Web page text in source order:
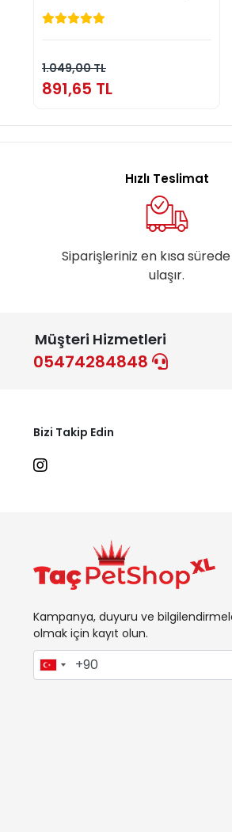
1.049,00 TL
891,65 TL
Sepete Ekle
Hızlı Teslimat
Siparişleriniz en kısa
ulaşır.
Müşteri Hizmetleri
05474284848
Bizi Takip Edin
Kampanya, duyuru ve
olmak için kayıt olun.